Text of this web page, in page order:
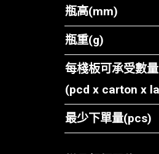
瓶高(mm)
瓶重(g)
每棧板可承受數量
(pcd x carton x
最少下單量(pcs)